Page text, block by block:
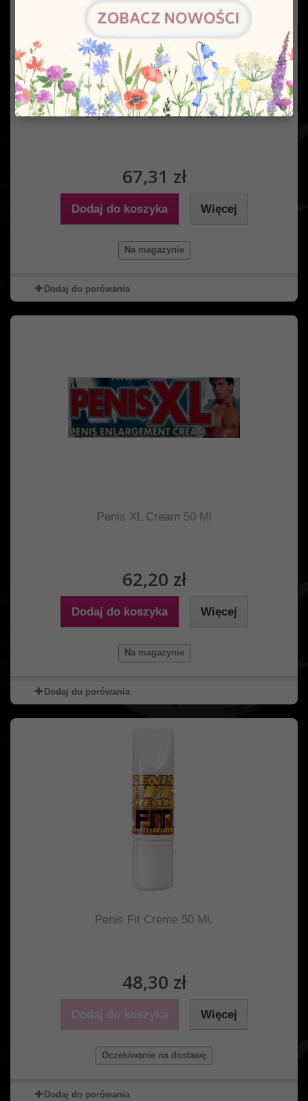
Super Sizer 200 Ml Lavetra
67,31 zł
Dodaj do koszyka Więcej
Na magazynie
Dodaj do porówania
Penis XL Cream 50 Ml
62,20 zł
Dodaj do koszyka Więcej
Na magazynie
Dodaj do porówania
Penis Fit Creme 50 Ml.
48,30 zł
Dodaj do koszyka Więcej
Oczekiwanie na dostawę
Dodaj do porówania